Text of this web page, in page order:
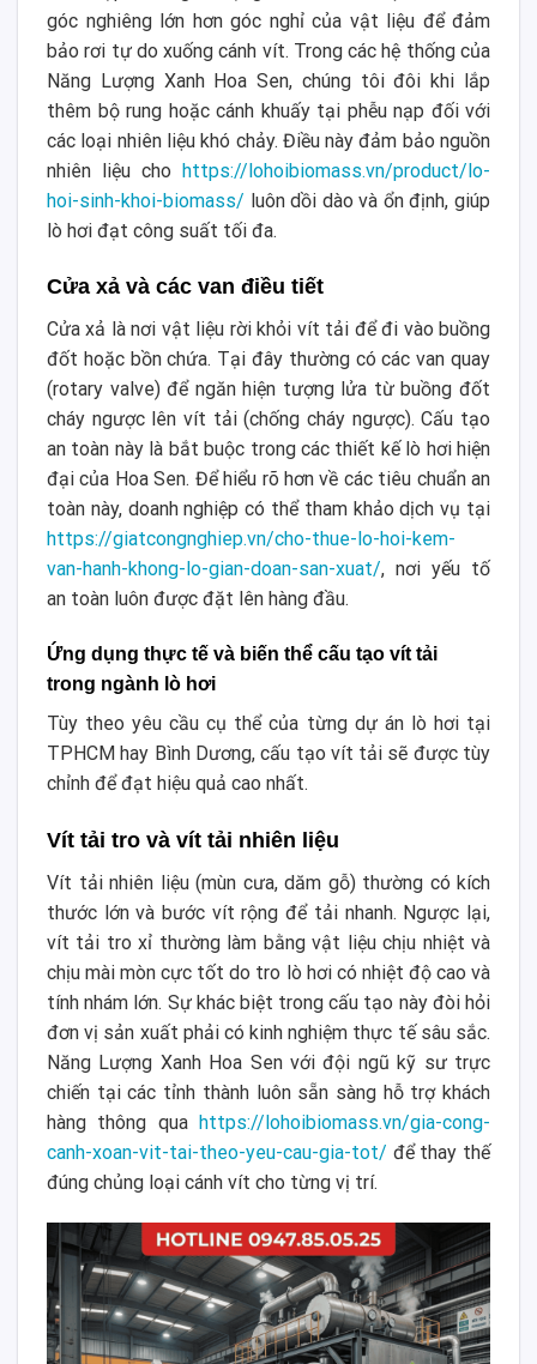
góc nghiêng lớn hơn góc nghỉ của vật liệu để đảm
bảo rơi tự do xuống cánh vít. Trong các hệ thống của
Năng Lượng Xanh Hoa Sen, chúng tôi đôi khi lắp
thêm bộ rung hoặc cánh khuấy tại phễu nạp đối với
các loại nhiên liệu khó chảy. Điều này đảm bảo nguồn
nhiên liệu cho https://lohoibiomass.vn/product/lo-
hoi-sinh-khoi-biomass/ luôn dồi dào và ổn định, giúp
lò hơi đạt công suất tối đa.
Cửa xả và các van điều tiết
Cửa xả là nơi vật liệu rời khỏi vít tải để đi vào buồng
đốt hoặc bồn chứa. Tại đây thường có các van quay
(rotary valve) để ngăn hiện tượng lửa từ buồng đốt
cháy ngược lên vít tải (chống cháy ngược). Cấu tạo
an toàn này là bắt buộc trong các thiết kế lò hơi hiện
đại của Hoa Sen. Để hiểu rõ hơn về các tiêu chuẩn an
toàn này, doanh nghiệp có thể tham khảo dịch vụ tại
https://giatcongnghiep.vn/cho-thue-lo-hoi-kem-
van-hanh-khong-lo-gian-doan-san-xuat/, nơi yếu tố
an toàn luôn được đặt lên hàng đầu.
Ứng dụng thực tế và biến thể cấu tạo vít tải
trong ngành lò hơi
Tùy theo yêu cầu cụ thể của từng dự án lò hơi tại
TPHCM hay Bình Dương, cấu tạo vít tải sẽ được tùy
chỉnh để đạt hiệu quả cao nhất.
Vít tải tro và vít tải nhiên liệu
Vít tải nhiên liệu (mùn cưa, dăm gỗ) thường có kích
thước lớn và bước vít rộng để tải nhanh. Ngược lại,
vít tải tro xỉ thường làm bằng vật liệu chịu nhiệt và
chịu mài mòn cực tốt do tro lò hơi có nhiệt độ cao và
tính nhám lớn. Sự khác biệt trong cấu tạo này đòi hỏi
đơn vị sản xuất phải có kinh nghiệm thực tế sâu sắc.
Năng Lượng Xanh Hoa Sen với đội ngũ kỹ sư trực
chiến tại các tỉnh thành luôn sẵn sàng hỗ trợ khách
hàng thông qua https://lohoibiomass.vn/gia-cong-
canh-xoan-vit-tai-theo-yeu-cau-gia-tot/ để thay thế
đúng chủng loại cánh vít cho từng vị trí.